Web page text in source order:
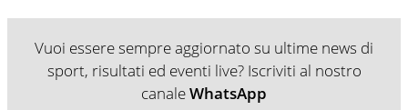
Vuoi essere sempre aggiornato su ultime news di
sport, risultati ed eventi live? Iscriviti al nostro
canaleWhatsApp